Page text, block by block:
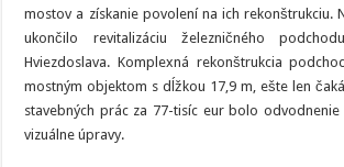
mostov a získanie povolení na ich rekonštrukciu.
ukončilo revitalizáciu železničného
Hviezdoslava. Komplexná rekonštrukcia
mostným objektom s dĺžkou 17,9 m, ešte len
stavebných prác za 77-tisíc eur bolo
vizuálne úpravy.